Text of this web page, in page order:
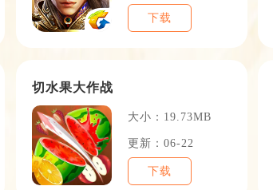
下载
切水果大作战
大小：19.73MB
更新：06-22
下载